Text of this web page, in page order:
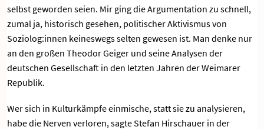
selbst geworden seien. Mir ging die Argumentation zu schnell,
zumal ja, historisch gesehen, politischer Aktivismus von
Soziolog:innen keineswegs selten gewesen ist. Man denke nur
an den großen Theodor Geiger und seine Analysen der
deutschen Gesellschaft in den letzten Jahren der Weimarer
Republik.
Wer sich in Kulturkämpfe einmische, statt sie zu analysieren,
habe die Nerven verloren, sagte Stefan Hirschauer in der